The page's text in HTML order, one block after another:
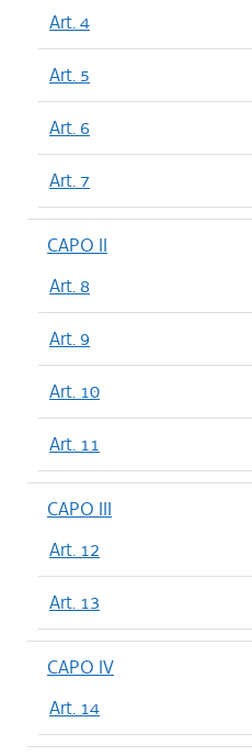
Art. 4
Art. 5
Art. 6
Art. 7
CAPO II
Art. 8
Art. 9
Art. 10
Art. 11
CAPO III
Art. 12
Art. 13
CAPO IV
Art. 14